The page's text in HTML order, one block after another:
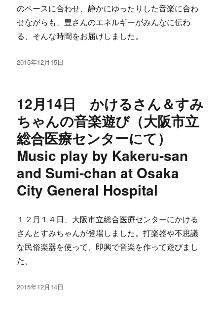
のペースに合わせ、静かにゆったりした音楽に合わ
せながらも、豊さんのエネルギーがみんなに伝わ
る、そんな時間をお届けしました。
投
2015年12月15日
12月14日 かけるさん＆すみ
ちゃんの音楽遊び（大阪市立
総合医療センターにて）
Music play by Kakeru-san
and Sumi-chan at Osaka
City General Hospital
１２月１４日、大阪市立総合医療センターにかける
さんとすみちゃんが登場しました。打楽器や不思議
な民俗楽器を使って、即興で音楽を作って遊びまし
た。
投
2015年12月14日